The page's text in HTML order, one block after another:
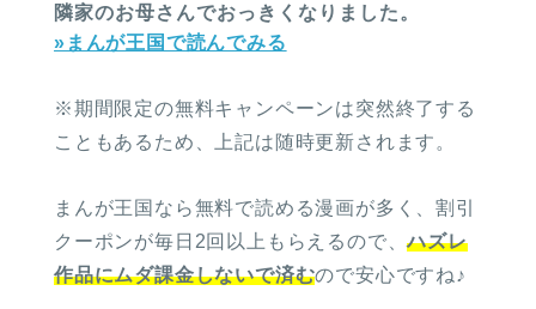
隣家のお母さんでおっきくなりました。
»まんが王国で読んでみる
※期間限定の無料キャンペーンは突然終了する
こともあるため、上記は随時更新されます。
まんが王国なら無料で読める漫画が多く、割引
クーポンが毎日2回以上もらえるので、ハズレ
作品にムダ課金しないで済むので安心ですね♪